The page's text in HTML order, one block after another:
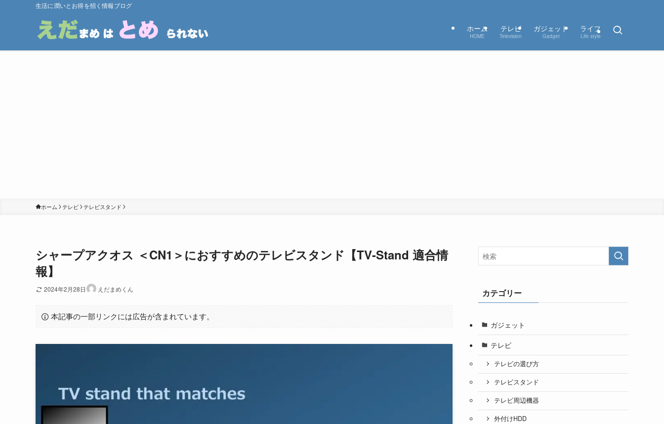
生活に潤いとお得を招く情報ブログ
ホーム
HOME
テレビ
Television
ガジェット
Gadget
ライフ
Life style
ホーム テレビ テレビスタンド
シャープアクオス ＜CN1＞におすすめのテレビスタンド【TV-Stand 適合情
報】
2024年2月28日 えだまめくん
本記事の一部リンクには広告が含まれています。
カテゴリー
ガジェット
テレビ
テレビの選び方
テレビスタンド
テレビ周辺機器
外付けHDD